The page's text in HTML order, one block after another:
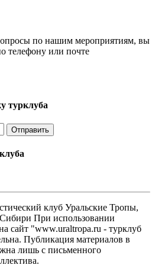
по нашим мероприятиям, вы
телефону или почте
турклуба
клуб Уральские Тропы,
При использовании
сайт "www.uraltropa.ru - турклуб
Публикация материалов в
лишь с письменного